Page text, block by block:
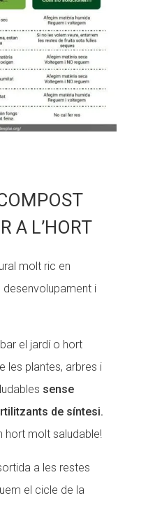
A L’HORT
molt ric en
desenvolupament i
el jardí o hort
les plantes, arbres i
sense
de síntesi.
hort molt saludable!
a les restes
el cicle de la